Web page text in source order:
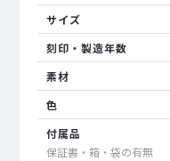
サイズ
刻印・製造年数
素材
色
付属品
保証書・箱・袋の有無